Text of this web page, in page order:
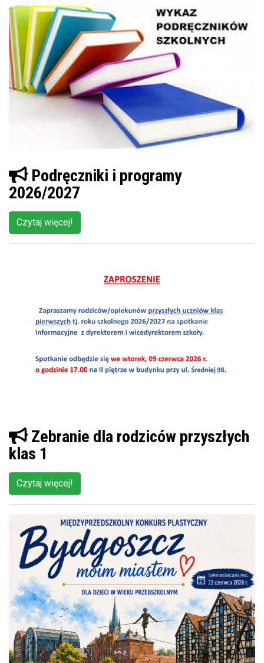
Podręczniki i programy
2026/2027
Czytaj więcej!
Zebranie dla rodziców przyszłych
klas 1
Czytaj więcej!